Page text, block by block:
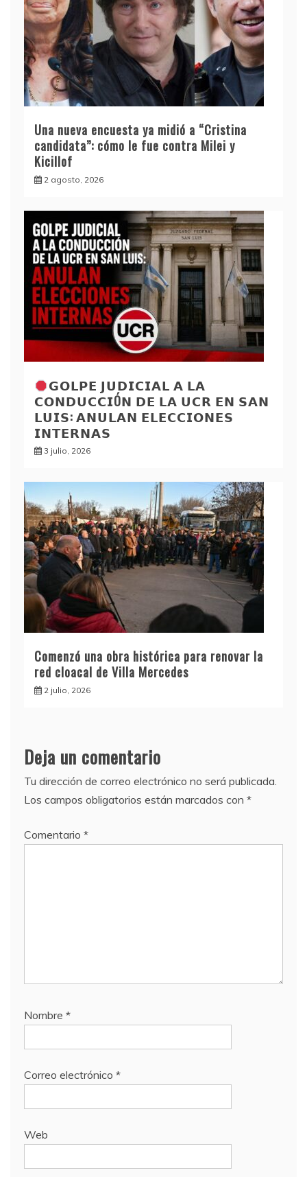
Una nueva encuesta ya midió a “Cristina
candidata”: cómo le fue contra Milei y
Kicillof
2 agosto, 2026
𝗚𝗢𝗟𝗣𝗘 𝗝𝗨𝗗𝗜𝗖𝗜𝗔𝗟 𝗔 𝗟𝗔
𝗖𝗢𝗡𝗗𝗨𝗖𝗖𝗜Ó𝗡 𝗗𝗘 𝗟𝗔 𝗨𝗖𝗥 𝗘𝗡 𝗦𝗔𝗡
𝗟𝗨𝗜𝗦: 𝗔𝗡𝗨𝗟𝗔𝗡 𝗘𝗟𝗘𝗖𝗖𝗜𝗢𝗡𝗘𝗦
𝗜𝗡𝗧𝗘𝗥𝗡𝗔𝗦
3 julio, 2026
Comenzó una obra histórica para renovar la
red cloacal de Villa Mercedes
2 julio, 2026
Deja un comentario
Tu dirección de correo electrónico no será publicada.
Los campos obligatorios están marcados con *
Comentario *
Nombre *
Correo electrónico *
Web